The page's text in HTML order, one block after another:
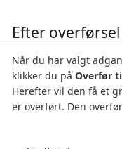
Efter overførsel
Når du har valgt
klikker du på Overfør
Herefter vil den få et
er overført. Den